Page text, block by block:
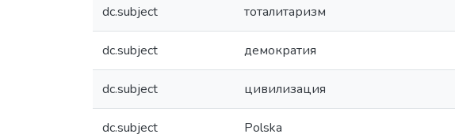
dc.subject тоталитаризм
dc.subject демократия
dc.subject цивилизация
dc.subject Polska